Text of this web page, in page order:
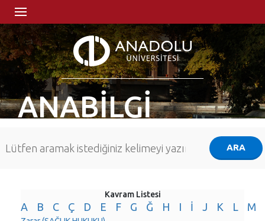
ANABİLGİ
Kavram Listesi
A B C Ç D E F G Ğ H I İ J K L M